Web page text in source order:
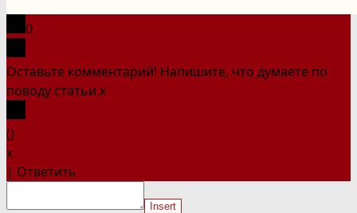
сайте
0
Оставьте комментарий! Напишите, что думаете по
поводу статьи.x
()
x
| Ответить
Insert